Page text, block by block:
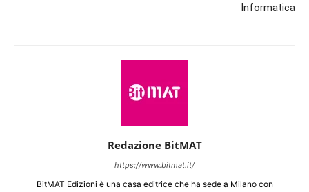
Informatica
Redazione BitMAT
https://www.bitmat.it/
BitMAT Edizioni è una casa editrice che ha sede a Milano con